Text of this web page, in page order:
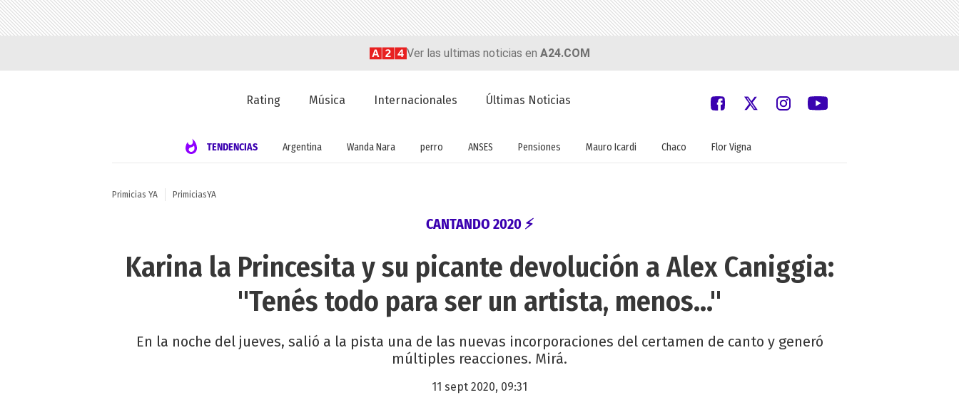
Ver las ultimas noticias en A24.COM
Rating Música Internacionales Últimas Noticias
TENDENCIAS Argentina Wanda Nara perro ANSES Pensiones Mauro Icardi Chaco Flor Vigna
Primicias YA PrimiciasYA
CANTANDO 2020 ⚡
Karina la Princesita y su picante devolución a Alex Caniggia:
"Tenés todo para ser un artista, menos..."
En la noche del jueves, salió a la pista una de las nuevas incorporaciones del certamen de canto y generó
múltiples reacciones. Mirá.
11 sept 2020, 09:31